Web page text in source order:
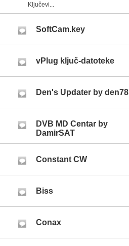
Ključevi...
SoftCam.key
vPlug ključ-datoteke
Den's Updater by den78
DVB MD Centar by
DamirSAT
Constant CW
Biss
Conax